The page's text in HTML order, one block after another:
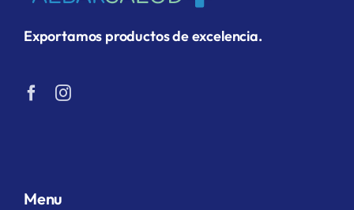
Exportamos productos de excelencia.
Menu